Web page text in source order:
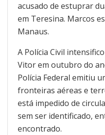
acusado de estuprar
em Teresina. Marcos
Manaus.
A Polícia Civil
Vitor em outubro do
Polícia Federal emitiu
fronteiras aéreas e
está impedido de
sem ser identificado,
encontrado.